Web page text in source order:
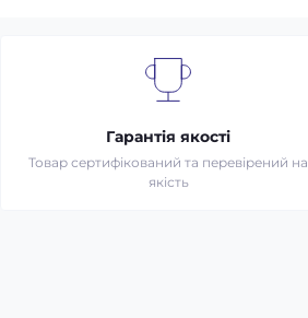
Гарантія якості
Товар сертифікований та перевірений на
якість